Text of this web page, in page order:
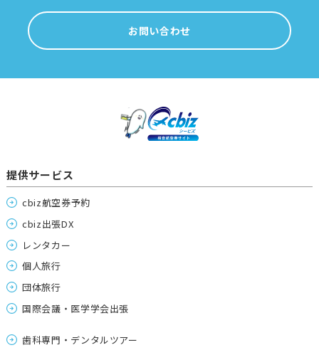
お問い合わせ
提供サービス
cbiz航空券予約
cbiz出張DX
レンタカー
個人旅行
団体旅行
国際会議・医学学会出張
歯科専門・デンタルツアー